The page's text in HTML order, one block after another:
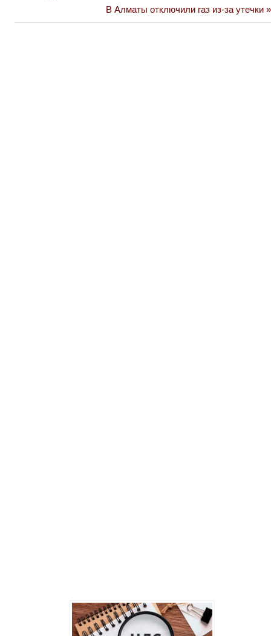
Next
Post:
В Алматы отключили газ из-за утечки